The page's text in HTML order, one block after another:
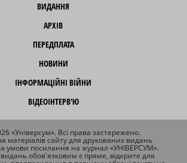
ВИДАННЯ
АРХІВ
ПЕРЕДПЛАТА
НОВИНИ
ІНФОРМАЦІЙНІ ВІЙНИ
ВІДЕОІНТЕРВ'Ю
«Універсум». Всі права застережено.
матеріалів сайту для друкованих видань
умови посилання на журнал «УНІВЕРСУМ».
обов'язковим є пряме, відкрите для